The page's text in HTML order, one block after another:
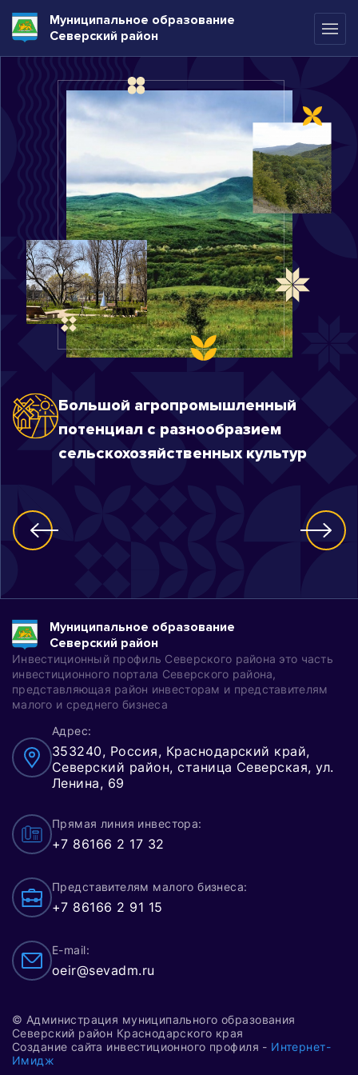
Муниципальное образование
Северский район
Большой агропромышленный
потенциал с разнообразием
сельскохозяйственных культур
Муниципальное образование
Северский район
Инвестиционный профиль Северского района это часть
инвестиционного портала Северского района,
представляющая район инвесторам и представителям
малого и среднего бизнеса
Адрес:
353240, Россия, Краснодарский край,
Северский район, станица Северская, ул.
Ленина, 69
Прямая линия инвестора:
+7 86166 2 17 32
Представителям малого бизнеса:
+7 86166 2 91 15
E-mail:
oeir@sevadm.ru
© Администрация муниципального образования
Северский район Краснодарского края
Создание сайта инвестиционного профиля - Интернет-
Имидж